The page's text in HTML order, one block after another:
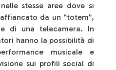
stesse aree dove si
da un “totem”,
di una telecamera. In
hanno la possibilità di
musicale e
sui profili social di